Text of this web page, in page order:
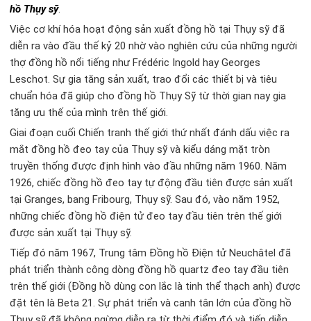
hồ Thụy sỹ.
Việc cơ khí hóa hoạt động sản xuất đồng hồ tại Thụy sỹ đã
diễn ra vào đầu thế kỷ 20 nhờ vào nghiên cứu của những người
thợ đồng hồ nổi tiếng như Frédéric Ingold hay Georges
Leschot. Sự gia tăng sản xuất, trao đổi các thiết bị và tiêu
chuẩn hóa đã giúp cho đồng hồ Thụy Sỹ từ thời gian nay gia
tăng ưu thế của mình trên thế giới.
Giai đoạn cuối Chiến tranh thế giới thứ nhất đánh dấu việc ra
mắt đồng hồ đeo tay của Thụy sỹ và kiểu dáng mặt tròn
truyền thống được định hình vào đầu những năm 1960. Năm
1926, chiếc đồng hồ đeo tay tự động đầu tiên được sản xuất
tại Granges, bang Fribourg, Thụy sỹ. Sau đó, vào năm 1952,
những chiếc đồng hồ điện tử đeo tay đầu tiên trên thế giới
được sản xuất tại Thụy sỹ.
Tiếp đó năm 1967, Trung tâm Đồng hồ Điện tử Neuchâtel đã
phát triển thành công dòng đồng hồ quartz đeo tay đầu tiên
trên thế giới (Đồng hồ dùng con lắc là tinh thể thạch anh) được
đặt tên là Beta 21. Sự phát triển và canh tân lớn của đồng hồ